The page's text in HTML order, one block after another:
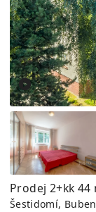
Prodej 2+kk 44
Šestidomí,